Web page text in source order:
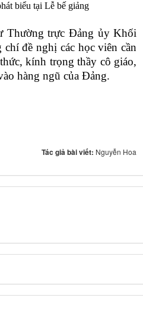
biểu tại Lễ bế giảng
Thường trực Đảng ủy Khối
đề nghị các học viên cần
kính trọng thầy cô giáo,
hàng ngũ của Đảng.
Tác giả bài viết: Nguyễn Hoa